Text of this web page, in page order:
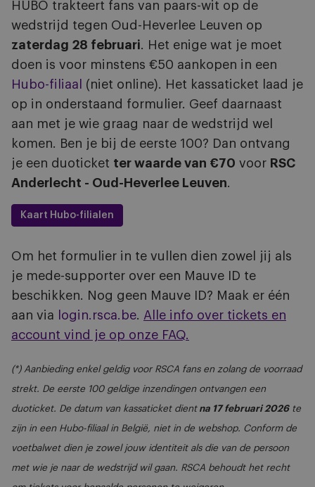
HUBO trakteert fans van paars-wit op de
wedstrijd tegen Oud-Heverlee Leuven op
zaterdag 28 februari. Het enige wat je moet
doen is voor minstens €50 aankopen in een
Hubo-filiaal
(niet online). Het kassaticket laad je
op in onderstaand formulier. Geef daarnaast
aan met je wie graag naar de wedstrijd wel
komen. Ben je bij de eerste 100? Dan ontvang
je een duoticket ter waarde van €70 voor RSC
Anderlecht - Oud-Heverlee Leuven.
Kaart Hubo-filialen
Om het formulier in te vullen dien zowel jij als
je mede-supporter over een Mauve ID te
beschikken. Nog geen Mauve ID? Maak er één
aan via
login.rsca.be. Alle info over tickets en
account vind je op onze FAQ.
(*) Aanbieding enkel geldig voor RSCA fans en zolang de voorraad
strekt. De eerste 100 geldige inzendingen ontvangen een
duoticket. De datum van kassaticket dientna 17 februari 2026 te
zijn in een Hubo-filiaal in België, niet in de webshop. Conform de
voetbalwet dien je zowel jouw identiteit als die van de persoon
met wie je naar de wedstrijd wil gaan. RSCA behoudt het recht